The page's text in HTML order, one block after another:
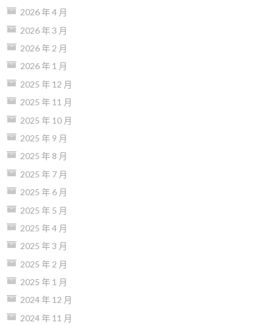
2026 年 4 月
2026 年 3 月
2026 年 2 月
2026 年 1 月
2025 年 12 月
2025 年 11 月
2025 年 10 月
2025 年 9 月
2025 年 8 月
2025 年 7 月
2025 年 6 月
2025 年 5 月
2025 年 4 月
2025 年 3 月
2025 年 2 月
2025 年 1 月
2024 年 12 月
2024 年 11 月